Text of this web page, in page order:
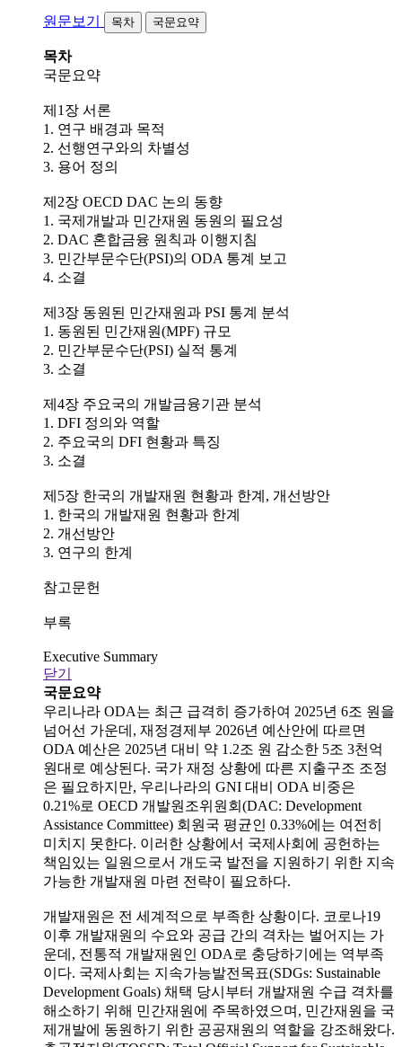
원문보기 목차 국문요약
목차
국문요약
제1장 서론
1. 연구 배경과 목적
2. 선행연구와의 차별성
3. 용어 정의
제2장 OECD DAC 논의 동향
1. 국제개발과 민간재원 동원의 필요성
2. DAC 혼합금융 원칙과 이행지침
3. 민간부문수단(PSI)의 ODA 통계 보고
4. 소결
제3장 동원된 민간재원과 PSI 통계 분석
1. 동원된 민간재원(MPF) 규모
2. 민간부문수단(PSI) 실적 통계
3. 소결
제4장 주요국의 개발금융기관 분석
1. DFI 정의와 역할
2. 주요국의 DFI 현황과 특징
3. 소결
제5장 한국의 개발재원 현황과 한계, 개선방안
1. 한국의 개발재원 현황과 한계
2. 개선방안
3. 연구의 한계
참고문헌
부록
Executive Summary
닫기
국문요약
우리나라 ODA는 최근 급격히 증가하여 2025년 6조 원을
넘어선 가운데, 재정경제부 2026년 예산안에 따르면
ODA 예산은 2025년 대비 약 1.2조 원 감소한 5조 3천억
원대로 예상된다. 국가 재정 상황에 따른 지출구조 조정
은 필요하지만, 우리나라의 GNI 대비 ODA 비중은
0.21%로 OECD 개발원조위원회(DAC: Development
Assistance Committee) 회원국 평균인 0.33%에는 여전히
미치지 못한다. 이러한 상황에서 국제사회에 공헌하는
책임있는 일원으로서 개도국 발전을 지원하기 위한 지속
가능한 개발재원 마련 전략이 필요하다.
개발재원은 전 세계적으로 부족한 상황이다. 코로나19
이후 개발재원의 수요와 공급 간의 격차는 벌어지는 가
운데, 전통적 개발재원인 ODA로 충당하기에는 역부족
이다. 국제사회는 지속가능발전목표(SDGs: Sustainable
Development Goals) 채택 당시부터 개발재원 수급 격차를
해소하기 위해 민간재원에 주목하였으며, 민간재원을 국
제개발에 동원하기 위한 공공재원의 역할을 강조해왔다.